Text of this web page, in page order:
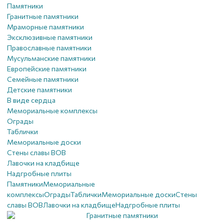
Памятники
Гранитные памятники
Мраморные памятники
Эксклюзивные памятники
Православные памятники
Мусульманские памятники
Европейские памятники
Семейные памятники
Детские памятники
В виде сердца
Мемориальные комплексы
Ограды
Таблички
Мемориальные доски
Стены славы ВОВ
Лавочки на кладбище
Надгробные плиты
ПамятникиМемориальные
комплексыОградыТабличкиМемориальные доскиСтены
славы ВОВЛавочки на кладбищеНадгробные плиты
Гранитные памятники